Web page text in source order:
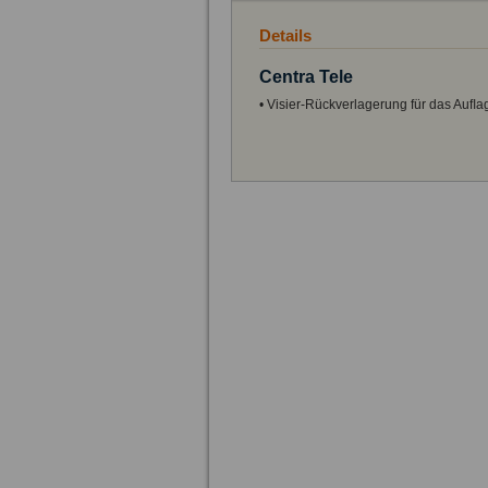
Details
Centra Tele
• Visier-Rückverlagerung für das